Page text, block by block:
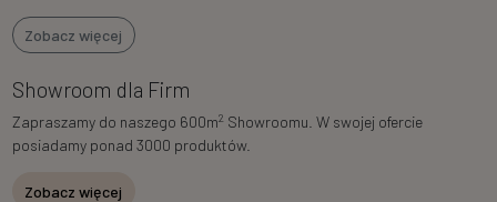
Zobacz więcej
Showroom dla Firm
Zapraszamy do naszego 600m2 Showroomu. W swojej ofercie
posiadamy ponad 3000 produktów.
Zobacz więcej